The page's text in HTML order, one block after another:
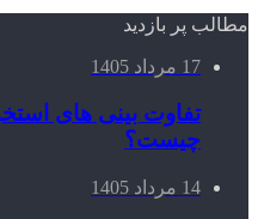
مطالب پر بازدید
17 مرداد 1405
تفاوت بینی های
چیست؟
14 مرداد 1405